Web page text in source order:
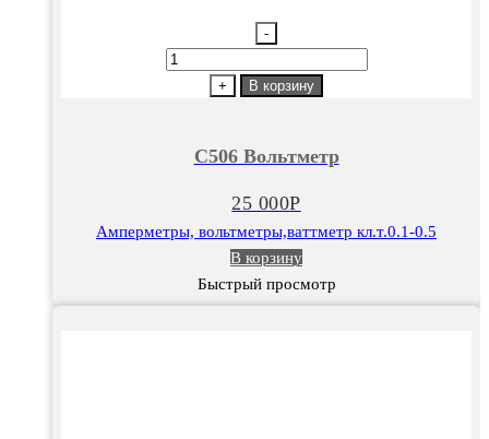
-
Количество
+ В корзину
С506 Вольтметр
25 000Р
Амперметры, вольтметры,ваттметр кл.т.0.1-0.5
В корзину
Быстрый просмотр